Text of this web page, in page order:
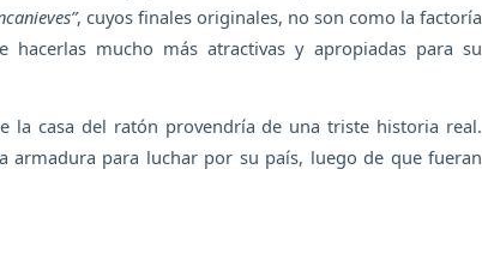
, cuyos finales originales, no son como la factoría
mucho más atractivas y apropiadas para su
la casa del ratón provendría de una triste historia real.
armadura para luchar por su país, luego de que fueran